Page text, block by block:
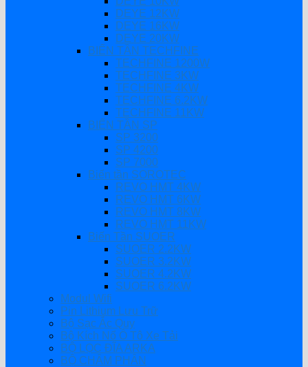
DEYE 12KW
DEYE 16KW
DEYE 20KW
BIẾN TẦN TECHFINE
TECHFINE 1200W
TECHFINE 3KW
TECHFINE 4KW
TECHFINE 6.2KW
TECHFINE 11KW
BIẾN TẦN SP
SP 3200
SP 4200
SP 7000
Biến tần SOROTEC
REVO HMT 4KW
REVO HMT 6KW
REVO HMT 8KW
REVO HMT 11KW
Biến Tần SUOER
SUOER 2.2KW
SUOER 3.2KW
SUOER 4.2KW
SUOER 6.2KW
Modul Wifi
Pin Lithium Lưu Trữ
Bộ Sạc Ắc Quy
Bộ Kích Nổ Ô Tô Xe Tải
BỘ LỌC ĐĨA ARKA
BỘ CHÂM PHÂN